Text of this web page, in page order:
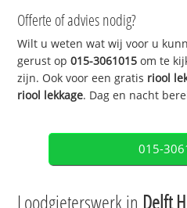
Offerte of advies nodig?
Wilt u weten wat wij voor u
gerust op015-3061015 om te
zijn. Ook voor een gratis riool
riool lekkage. Dag en nacht
015-
Loodgieterswerk in Delft